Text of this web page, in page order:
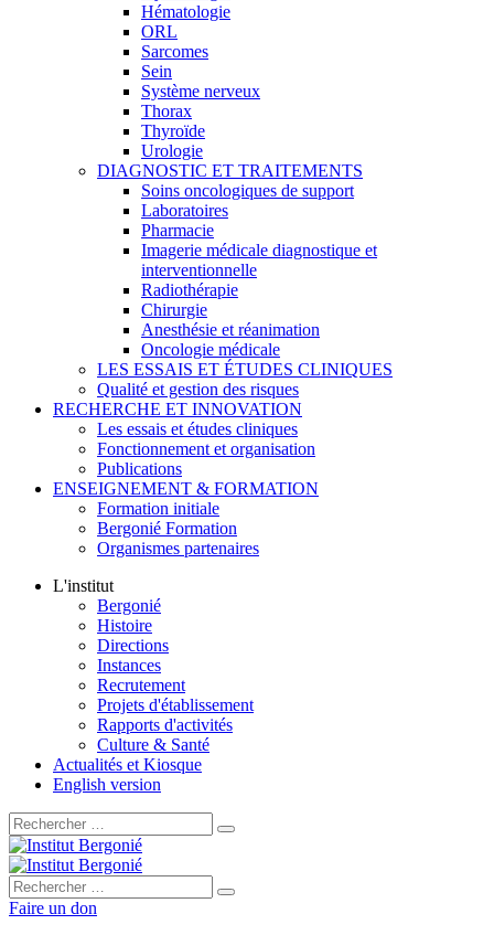
Hématologie
ORL
Sarcomes
Sein
Système nerveux
Thorax
Thyroïde
Urologie
DIAGNOSTIC ET TRAITEMENTS
Soins oncologiques de support
Laboratoires
Pharmacie
Imagerie médicale diagnostique et
interventionnelle
Radiothérapie
Chirurgie
Anesthésie et réanimation
Oncologie médicale
LES ESSAIS ET ÉTUDES CLINIQUES
Qualité et gestion des risques
RECHERCHE ET INNOVATION
Les essais et études cliniques
Fonctionnement et organisation
Publications
ENSEIGNEMENT & FORMATION
Formation initiale
Bergonié Formation
Organismes partenaires
L'institut
Bergonié
Histoire
Directions
Instances
Recrutement
Projets d'établissement
Rapports d'activités
Culture & Santé
Actualités et Kiosque
English version
Rechercher :
Rechercher :
Faire un don